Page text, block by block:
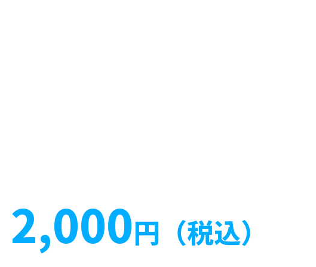
2,000円（税込）